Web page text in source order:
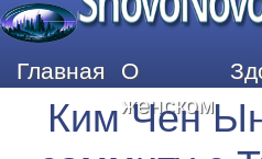
Главная
О
женском
Ким Чен